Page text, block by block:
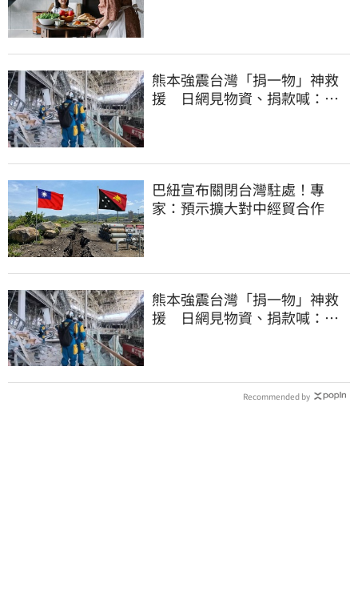
熊本強震台灣「捐一物」神救
援 日網見物資、捐款喊：比
巴紐宣布關閉台灣駐處！專
家：預示擴大對中經貿合作
熊本強震台灣「捐一物」神救
援 日網見物資、捐款喊：給
Recommended by